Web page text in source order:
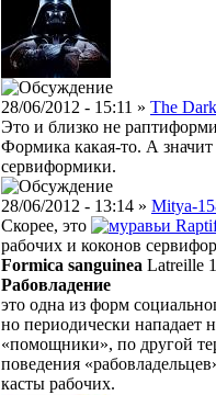
28/06/2012 - 15:11 » The
Это и близко не
Формика какая-то. А
сервиформики.
28/06/2012 - 13:14 » Mitya-
Скорее, это
рабочих и коконов
Formica sanguinea Latreille
Рабовладение
это одна из форм
но периодически нападает
«помощники», по другой
поведения
касты рабочих.